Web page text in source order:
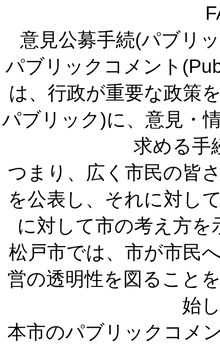
意見公募手続(パブリ
パブリックコメント
は、行政が重要な政策
パブリック)に、意見・
求める手
つまり、広く市民の皆
を公表し、それに対し
に対して市の考え方
松戸市では、市が市民
営の透明性を図ること
始
本市のパブリックコメ